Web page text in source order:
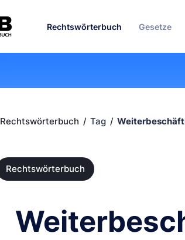
Rechtswörterbuch Gesetze
Rechtswörterbuch Tag
Rechtswörterbuch